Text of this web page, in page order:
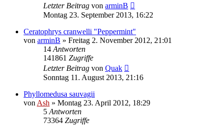
Letzter Beitrag von arminB
Montag 23. September 2013, 16:22
Ceratophrys cranwelli "Peppermint"
von arminB » Freitag 2. November 2012, 21:01
14 Antworten
141861 Zugriffe
Letzter Beitrag von Quak
Sonntag 11. August 2013, 21:16
Phyllomedusa sauvagii
von Ash » Montag 23. April 2012, 18:29
5 Antworten
73364 Zugriffe